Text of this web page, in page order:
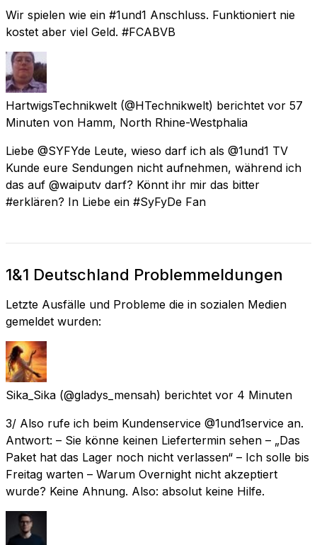
Wir spielen wie ein #1und1 Anschluss. Funktioniert nie
kostet aber viel Geld. #FCABVB
HartwigsTechnikwelt (@HTechnikwelt) berichtet vor 57
Minuten von Hamm, North Rhine-Westphalia
Liebe @SYFYde Leute, wieso darf ich als @1und1 TV
Kunde eure Sendungen nicht aufnehmen, während ich
das auf @waiputv darf? Könnt ihr mir das bitter
#erklären? In Liebe ein #SyFyDe Fan
1&1 Deutschland Problemmeldungen
Letzte Ausfälle und Probleme die in sozialen Medien
gemeldet wurden:
Sika_Sika (@gladys_mensah) berichtet vor 4 Minuten
3/ Also rufe ich beim Kundenservice @1und1service an.
Antwort: – Sie könne keinen Liefertermin sehen – „Das
Paket hat das Lager noch nicht verlassen“ – Ich solle bis
Freitag warten – Warum Overnight nicht akzeptiert
wurde? Keine Ahnung. Also: absolut keine Hilfe.